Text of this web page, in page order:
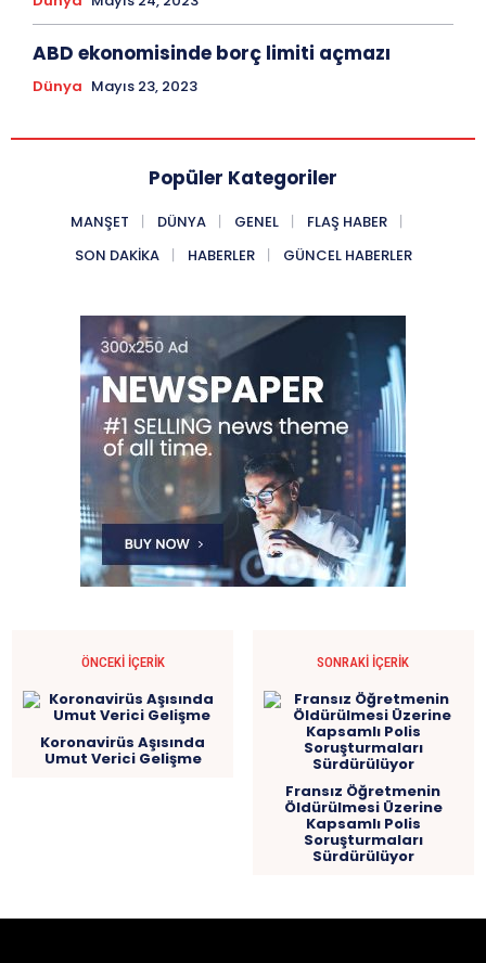
ABD ekonomisinde borç limiti açmazı
Dünya Mayıs 23, 2023
Popüler Kategoriler
MANŞET DÜNYA GENEL
FLAŞ HABER
SON DAKIKA
HABERLER GÜNCEL HABERLER
ÖNCEKI İÇERIK
Koronavirüs Aşısında
Umut Verici Gelişme
SONRAKI İÇERIK
Fransız Öğretmenin
Öldürülmesi Üzerine
Kapsamlı Polis
Soruşturmaları
Sürdürülüyor